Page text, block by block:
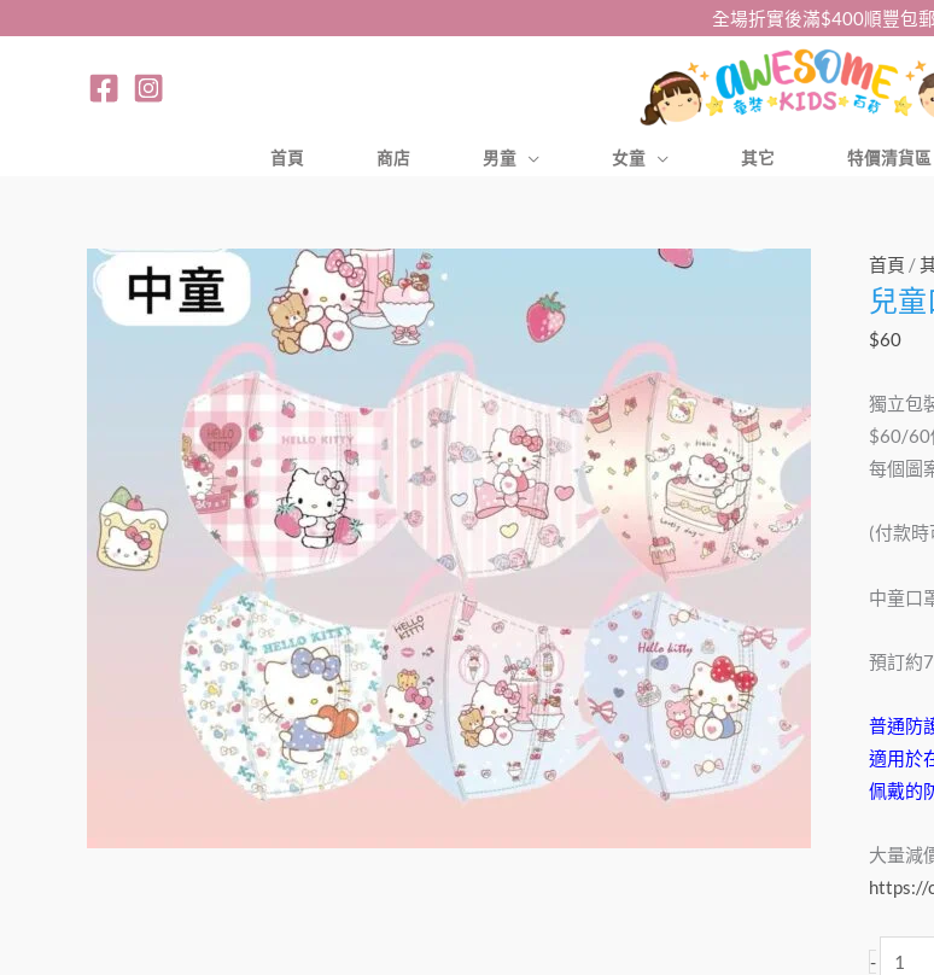
全場折實後滿$400順豐包郵
首頁 商店 男童 女童 其它 特價清貨區
首頁 /
兒
$60
獨立包
$60/60
每個圖
(付款
中童口
預訂約
普通防
適用於
佩戴的
大量減
https://
-
兒
童
口
–
Hello
Kitty
童
罩
個)
量